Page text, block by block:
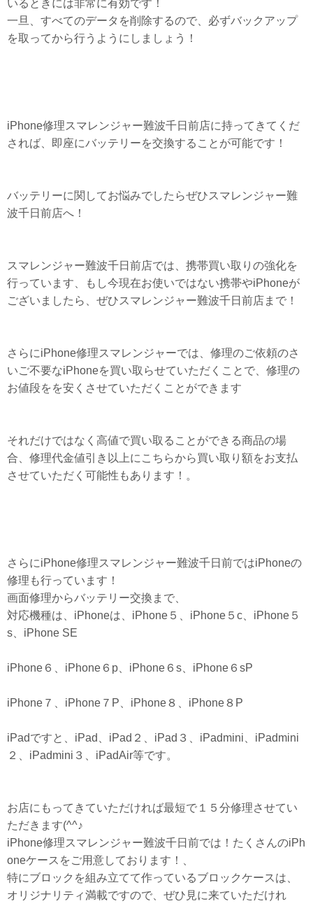
いるときには非常に有効です！
一旦、すべてのデータを削除するので、必ずバックアップ
を取ってから行うようにしましょう！
iPhone修理スマレンジャー難波千日前店に持ってきてくだ
されば、即座にバッテリーを交換することが可能です！
バッテリーに関してお悩みでしたらぜひスマレンジャー難
波千日前店へ！
スマレンジャー難波千日前店では、携帯買い取りの強化を
行っています、もし今現在お使いではない携帯やiPhoneが
ございましたら、ぜひスマレンジャー難波千日前店まで！
さらにiPhone修理スマレンジャーでは、修理のご依頼のさ
いご不要なiPhoneを買い取らせていただくことで、修理の
お値段をを安くさせていただくことができます
それだけではなく高値で買い取ることができる商品の場
合、修理代金値引き以上にこちらから買い取り額をお支払
させていただく可能性もあります！。
さらにiPhone修理スマレンジャー難波千日前ではiPhoneの
修理も行っています！
画面修理からバッテリー交換まで、
対応機種は、iPhoneは、iPhone５、iPhone５c、iPhone５
s、iPhone SE
iPhone６、iPhone６p、iPhone６s、iPhone６sP
iPhone７、iPhone７P、iPhone８、iPhone８P
iPadですと、iPad、iPad２、iPad３、iPadmini、iPadmini
２、iPadmini３、iPadAir等です。
お店にもってきていただければ最短で１５分修理させてい
ただきます(^^♪
iPhone修理スマレンジャー難波千日前では！たくさんのiPh
oneケースをご用意しております！、
特にブロックを組み立てて作っているブロックケースは、
オリジナリティ満載ですので、ぜひ見に来ていただけれ